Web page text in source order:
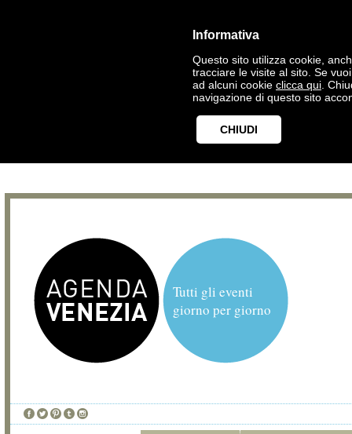
Informativa
Questo sito utilizza cookie,
tracciare le visite al sito. Se
ad alcuni cookie clicca qui .
navigazione di questo sito
CHIUDI
Tutti gli eventi
giorno per giorno